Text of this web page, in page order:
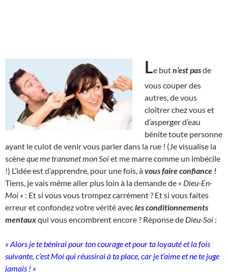
Le butn’est pasde
vous couper des
autres, de vous
cloîtrer chez vous et
d’asperger d’eau
bénite toute personne
ayant le culot de venir vous parler dans la rue ! (Je visualise la
scèneque me transmet mon Soiet me marre comme un imbécile
!) L’idée est d’apprendre, pour une fois, àvous faire confiance !
Tiens, je vais même aller plus loin à la demande de « Dieu-En-
Moi » : Et si vous vous trompez carrément ? Et si vous faites
erreur et confondez votre vérité avecles conditionnements
mentauxqui vous encombrent encore ? Réponse de Dieu-Soi :
« Alors je te bénirai pour ton courage et pour ta loyauté et la fois
suivante, c’est Moi qui réussirai à ta place, car je t’aime et ne te juge
jamais ! »